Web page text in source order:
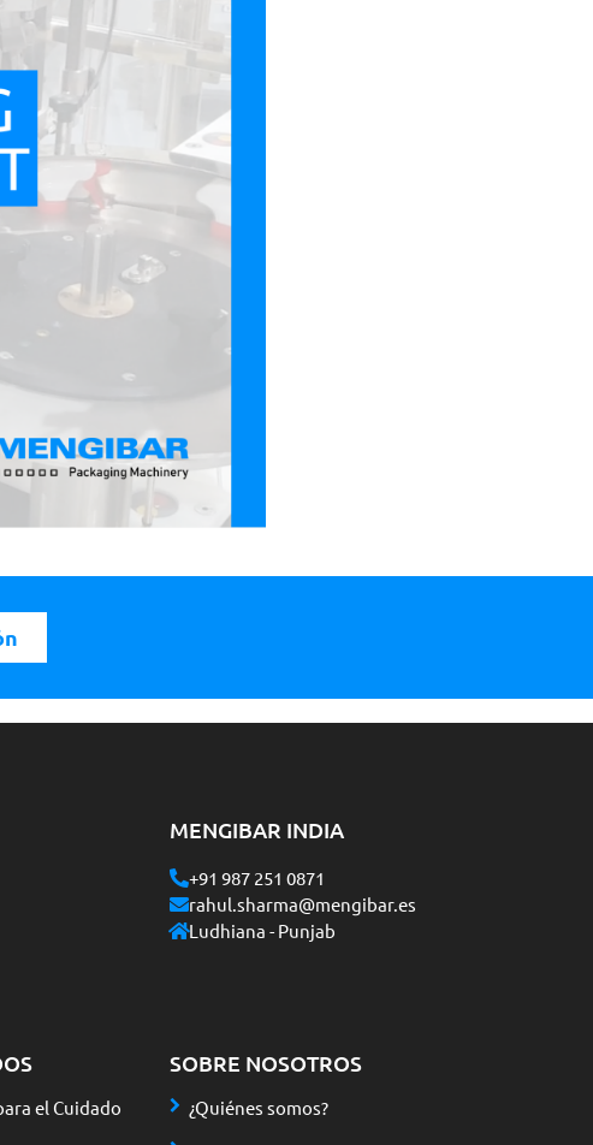
MENGIBAR INDIA
+91 987 251 0871
rahul.sharma@mengibar.es
Ludhiana - Punjab
el Cuidado
SOBRE NOSOTROS
¿Quiénes somos?